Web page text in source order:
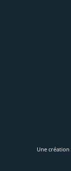
Une création